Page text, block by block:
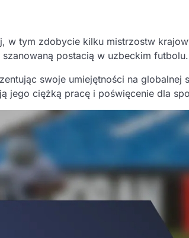
w tym zdobycie kilku mistrzostw
postacią w uzbeckim futbolu.
swoje umiejętności na globalnej
jego ciężką pracę i poświęcenie dla